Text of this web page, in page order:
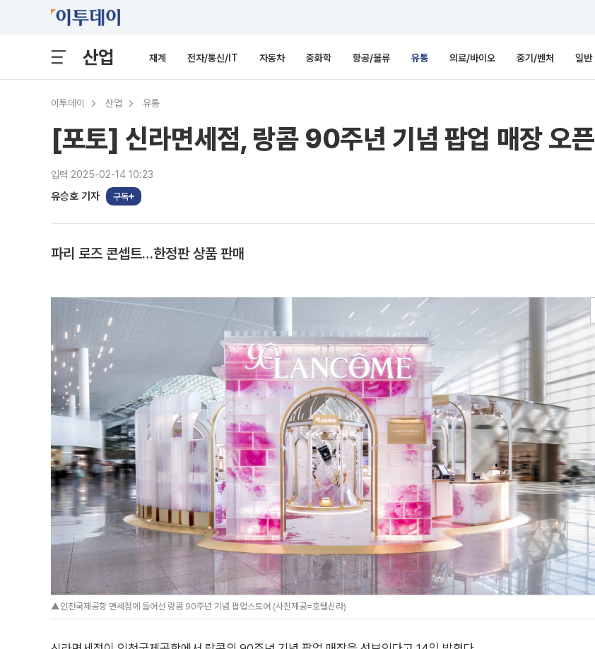
산업 재계 전자/통신/IT 자동차 중화학 항공/물류 유통 의료/바이오 중기/벤처 일반
이투데이 산업 유통
[포토] 신라면세점, 랑콤 90주년 기념 팝업 매장 오픈
입력 2025-02-14 10:23
유승호 기자 구독
파리 로즈 콘셉트…한정판 상품 판매
▲인천국제공항 면세점에 들어선 랑콤 90주년 기념 팝업스토어 (사진제공=호텔신라)